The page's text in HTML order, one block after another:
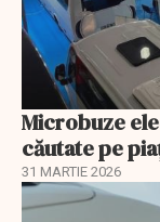
Microbuze
căutate pe
31 MARTIE 2026